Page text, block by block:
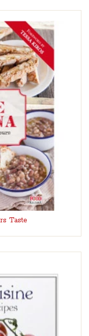
Taste